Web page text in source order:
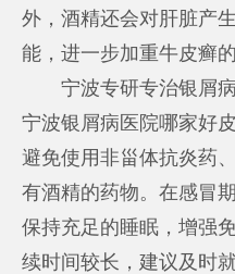
外，酒精还会对肝脏产
能，进一步加重牛皮癣的
宁波专研专治银屑病
宁波银屑病医院哪家好
避免使用非甾体抗炎药
有酒精的药物。在感冒
保持充足的睡眠，增强
续时间较长，建议及时